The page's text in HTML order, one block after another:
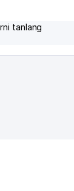
tanlang